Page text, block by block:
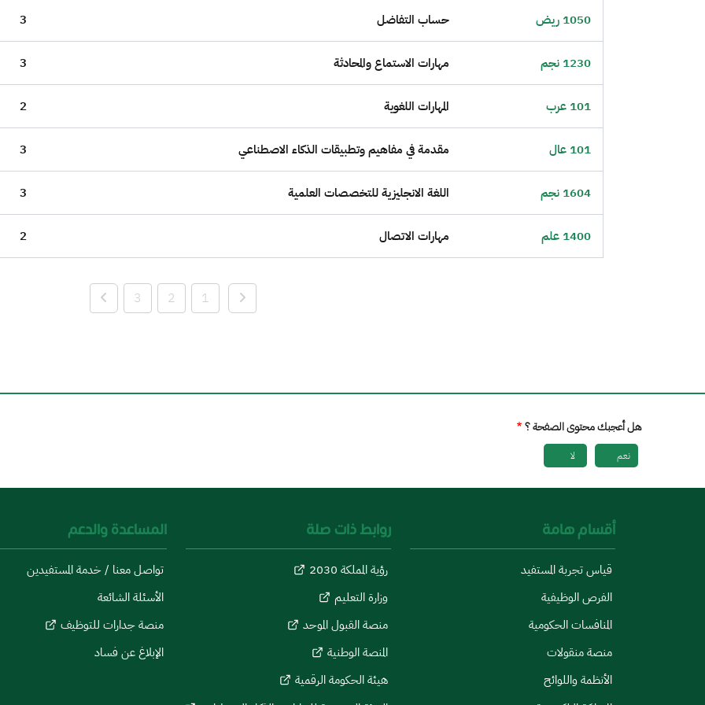
1050 ريض حساب التفاضل 3
1230 نجم مهارات الاستماع والمحادثة 3
101 عرب المهارات اللغوية 2
101 عال مقدمة في مفاهيم وتطبيقات الذكاء الاصطناعي 3
1604 نجم اللغة الانجليزية للتخصصات العلمية 3
1400 علم مهارات الاتصال 2
1
2
3
هل أعجبك محتوى الصفحة ؟
نعم لا
أقسام هامة
قياس تجربة المستفيد
الفرص الوظيفية
المنافسات الحكومية
منصة منقولات
الأنظمة واللوائح
روابط ذات صلة
رؤية المملكة 2030
وزارة التعليم
منصة القبول الموحد
المنصة الوطنية
هيئة الحكومة الرقمية
المساعدة والدعم
تواصل معنا / خدمة المستفيدين
الأسئلة الشائعة
منصة جدارات للتوظيف
الإبلاغ عن فساد